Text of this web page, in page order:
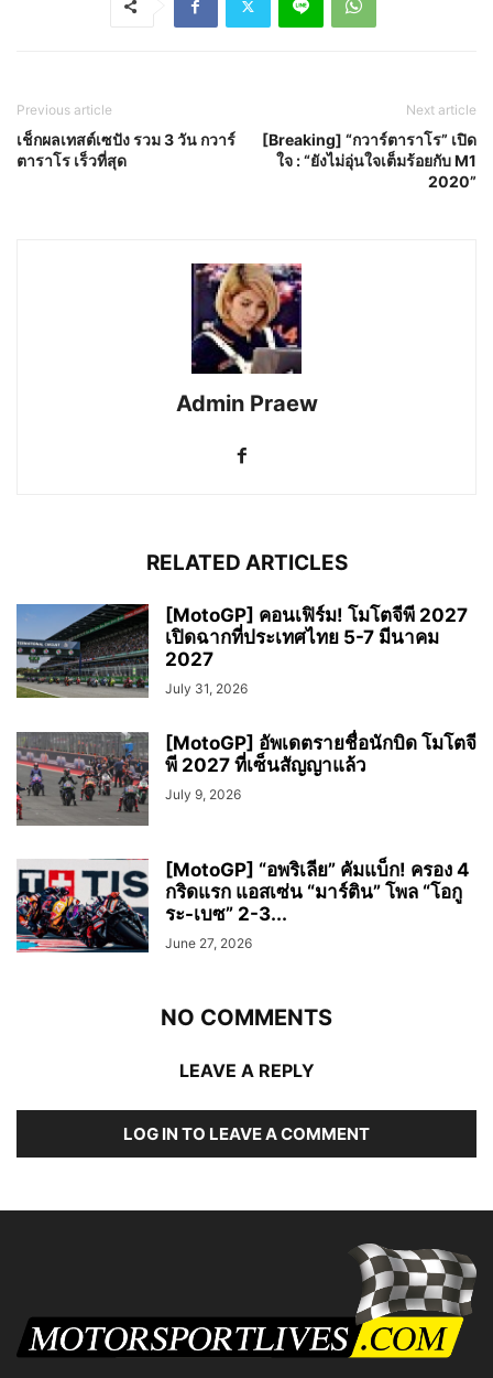
Previous article
เช็กผลเทสต์เซปัง รวม 3 วัน กวาร์
ตาราโร เร็วที่สุด
Next article
[Breaking] “กวาร์ตาราโร” เปิด
ใจ : “ยังไม่อุ่นใจเต็มร้อยกับ M1
2020”
Admin Praew
RELATED ARTICLES
[MotoGP] คอนเฟิร์ม! โมโตจีพี 2027
เปิดฉากที่ประเทศไทย 5-7 มีนาคม
2027
July 31, 2026
[MotoGP] อัพเดตรายชื่อนักบิด โมโตจี
พี 2027 ที่เซ็นสัญญาแล้ว
July 9, 2026
[MotoGP] “อพริเลีย” คัมแบ็ก! ครอง 4
กริดแรก แอสเซ่น “มาร์ติน” โพล “โอกู
ระ-เบซ” 2-3...
June 27, 2026
NO COMMENTS
LEAVE A REPLY
LOG IN TO LEAVE A COMMENT